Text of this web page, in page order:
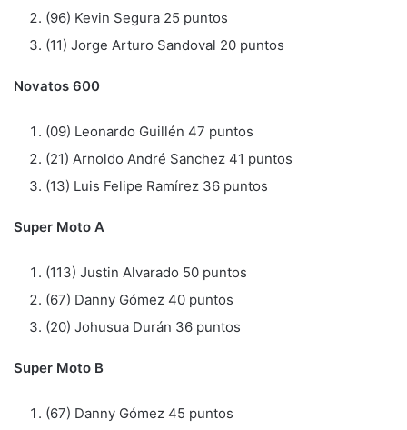
(96) Kevin Segura 25 puntos
(11) Jorge Arturo Sandoval 20 puntos
Novatos 600
(09) Leonardo Guillén 47 puntos
(21) Arnoldo André Sanchez 41 puntos
(13) Luis Felipe Ramírez 36 puntos
Super Moto A
(113) Justin Alvarado 50 puntos
(67) Danny Gómez 40 puntos
(20) Johusua Durán 36 puntos
Super Moto B
(67) Danny Gómez 45 puntos